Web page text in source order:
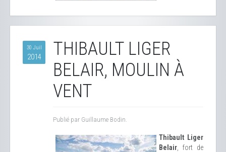
30 Juil
2014
THIBAULT LIGER
BELAIR, MOULIN À
VENT
Publié par Guillaume Bodin.
Thibault Liger
Belair , fort de